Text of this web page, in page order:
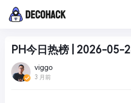
PH今日热榜 | 2026-05-
viggo
3 月前